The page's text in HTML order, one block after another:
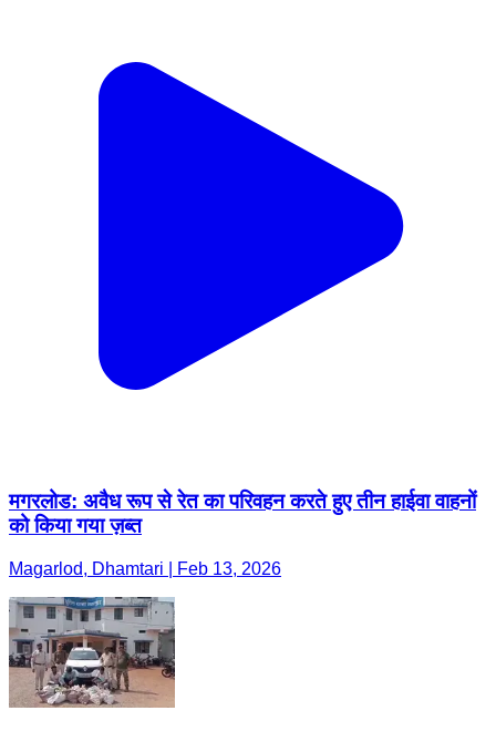
मगरलोड: अवैध रूप से रेत का परिवहन करते हुए तीन हाईवा वाहनों
को किया गया ज़ब्त
Magarlod, Dhamtari | Feb 13, 2026